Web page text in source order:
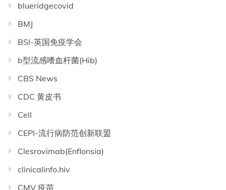
blueridgecovid
BMJ
BSI-英国免疫学会
b型流感嗜血杆菌(Hib)
CBS News
CDC 黄皮书
Cell
CEPI-流行病防范创新联盟
Clesrovimab(Enflonsia)
clinicalinfo.hiv
CMV 疫苗